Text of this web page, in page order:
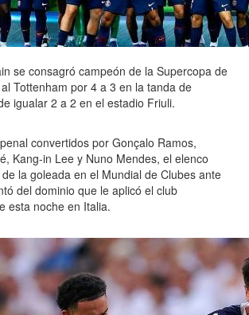
se consagró campeón de la Supercopa de
Tottenham por 4 a 3 en la tanda de
igualar 2 a 2 en el estadio Friuli.
convertidos por Gonçalo Ramos,
Kang-in Lee y Nuno Mendes, el elenco
la goleada en el Mundial de Clubes ante
del dominio que le aplicó el club
esta noche en Italia.